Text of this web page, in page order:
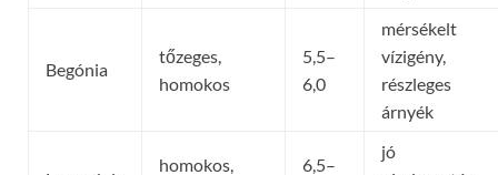
Begónia
tőzeges,
homokos
5,5–
6,0
mérsékelt
vízigény,
részleges
árnyék
homokos,
6,5–
jó